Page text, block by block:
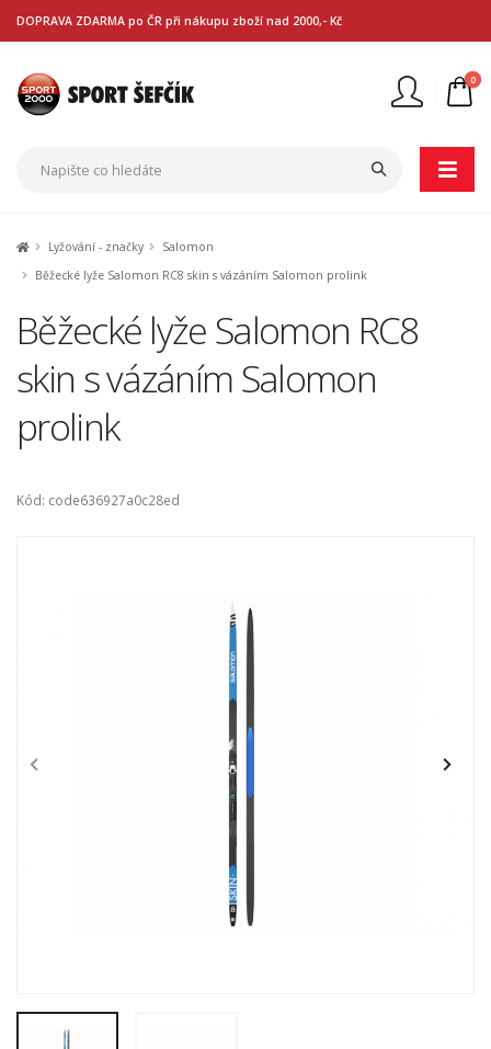
DOPRAVA ZDARMA po ČR při nákupu zboží nad 2000,- Kč
0
Lyžování - značky
Salomon
Běžecké lyže Salomon RC8 skin s vázáním Salomon prolink
Běžecké lyže Salomon RC8
skin s vázáním Salomon
prolink
Kód: code636927a0c28ed